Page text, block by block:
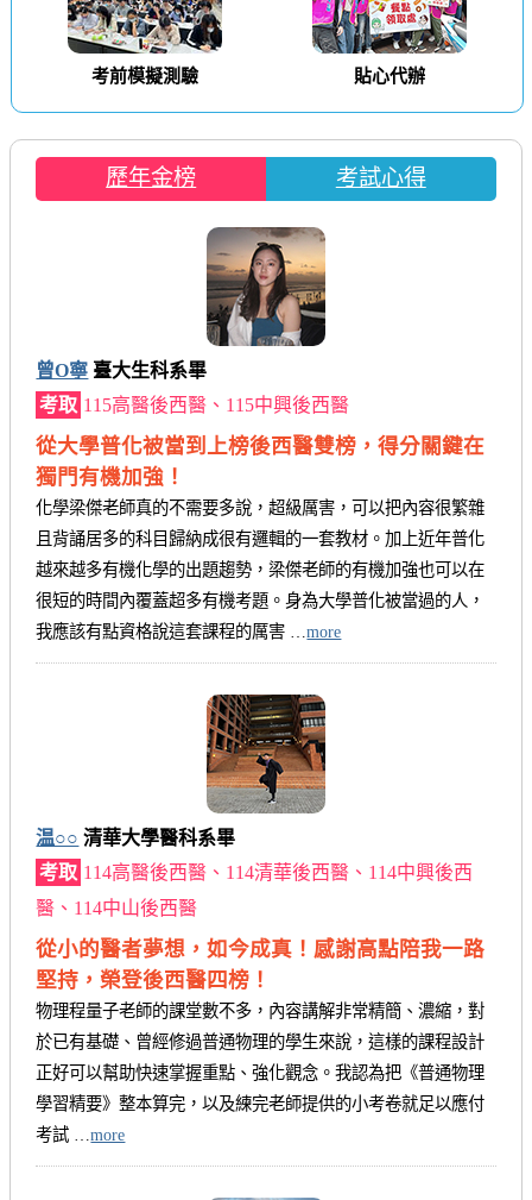
考前模擬測驗 貼心代辦
歷年金榜 考試心得
曾O寧 臺大生科系畢
考取 115高醫後西醫、115中興後西醫
從大學普化被當到上榜後西醫雙榜，得分關鍵在
獨門有機加強！
化學梁傑老師真的不需要多說，超級厲害，可以把內容很繁雜
且背誦居多的科目歸納成很有邏輯的一套教材。加上近年普化
越來越多有機化學的出題趨勢，梁傑老師的有機加強也可以在
很短的時間內覆蓋超多有機考題。身為大學普化被當過的人，
我應該有點資格說這套課程的厲害 …more
温○○ 清華大學醫科系畢
考取 114高醫後西醫、114清華後西醫、114中興後西
醫、114中山後西醫
從小的醫者夢想，如今成真！感謝高點陪我一路
堅持，榮登後西醫四榜！
物理程量子老師的課堂數不多，內容講解非常精簡、濃縮，對
於已有基礎、曾經修過普通物理的學生來說，這樣的課程設計
正好可以幫助快速掌握重點、強化觀念。我認為把《普通物理
學習精要》整本算完，以及練完老師提供的小考卷就足以應付
考試 …more